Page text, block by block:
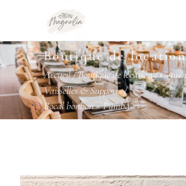
Boutique de location
Accueil/Boutique de location/
Vaisselles & Supports/
Bocal bonbon « Pumba »